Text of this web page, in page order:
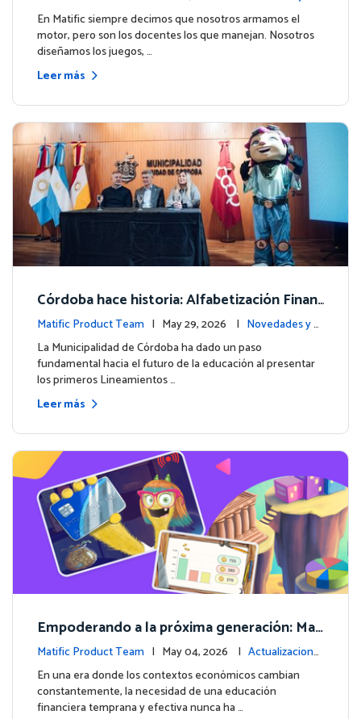
ito de Northfield School en T4.
entos
En Matific siempre decimos que nosotros armamos el
motor, pero son los docentes los que manejan. Nosotros
diseñamos los juegos, …
Leer más
Córdoba hace historia: Alfabetización Finan
ciera para más de 13.000 estudiantes junto
a Matific
Matific Product Team | May 29, 2026 | Novedades y e
ventos
La Municipalidad de Córdoba ha dado un paso
fundamental hacia el futuro de la educación al presentar
los primeros Lineamientos …
Leer más
Empoderando a la próxima generación: Mat
ific lanza un curso integral de Educación Fin
anciera
Matific Product Team | May 04, 2026 | Actualizacione
s de la plataforma
En una era donde los contextos económicos cambian
constantemente, la necesidad de una educación
financiera temprana y efectiva nunca ha …